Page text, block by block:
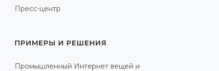
Пресс-центр
ПРИМЕРЫ И РЕШЕНИЯ
Промышленный Интернет вещей и